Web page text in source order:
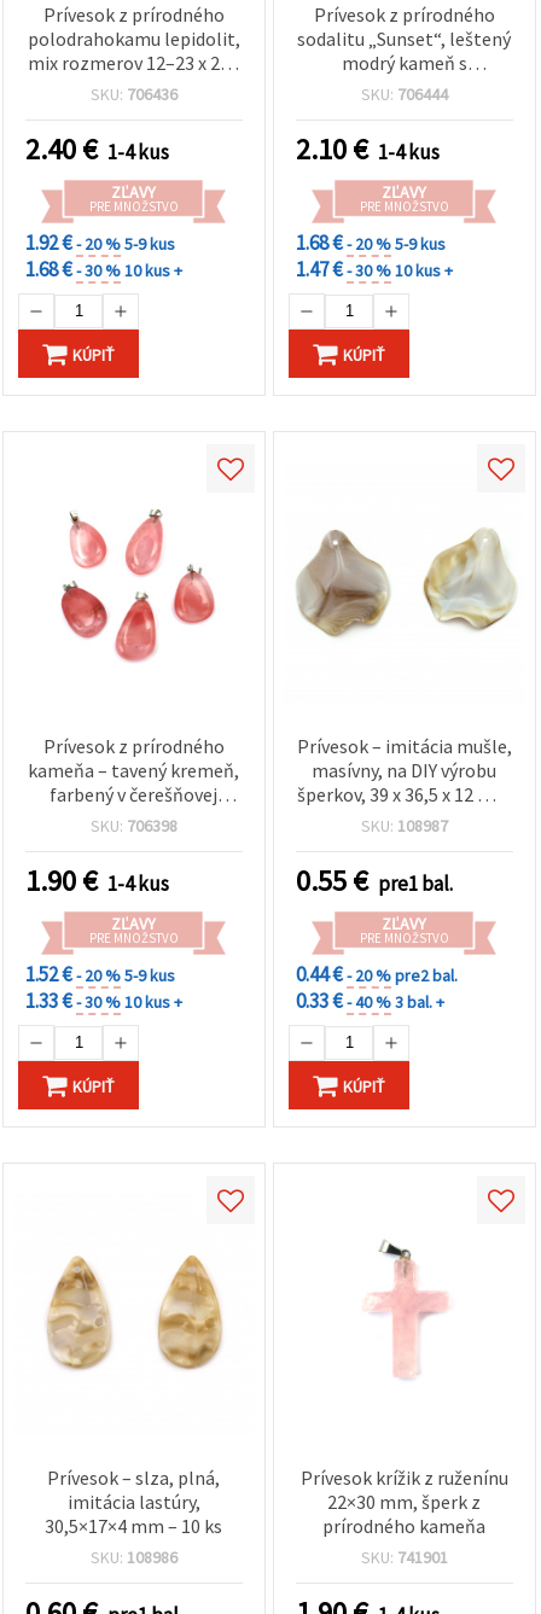
Prívesok z prírodného
polodrahokamu lepidolit,
mix rozmerov 12–23 x 22–
28 mm
SKU: 706436
2.40€ 1-4 kus
ZĽAVY
PRE MNOŽSTVO
1.92 €- 20 %5-9 kus
1.68 €- 30 %10 kus +
KÚPIŤ
Prívesok z prírodného
sodalitu „Sunset“, leštený
modrý kameň s
bielo‑oranžovým
mm, mix tvarov
ovál/kvapka, očko v
striebornej farbe,
prívesok na náhrdelník
pre DIY výrobu šperkov
SKU: 706444
2.10€ 1-4 kus
ZĽAVY
PRE MNOŽSTVO
1.68 €- 20 %5-9 kus
1.47 €- 30 %10 kus +
KÚPIŤ
Prívesok z prírodného
kameňa – tavený kremeň,
farbený v čerešňovej
farbe, 14–20 x 22–27 mm
SKU: 706398
1.90€ 1-4 kus
ZĽAVY
PRE MNOŽSTVO
1.52 €- 20 %5-9 kus
1.33 €- 30 %10 kus +
KÚPIŤ
Prívesok – imitácia mušle,
masívny, na DIY výrobu
šperkov, 39 x 36,5 x 12 mm
– 5 ks
SKU: 108987
0.55€ pre1 bal.
ZĽAVY
PRE MNOŽSTVO
0.44 €- 20 %pre2 bal.
0.33 €- 40 %3 bal. +
KÚPIŤ
Prívesok – slza, plná,
imitácia lastúry,
30,5×17×4 mm – 10 ks
SKU: 108986
Prívesok krížik z ruženínu
22×30 mm, šperk z
prírodného kameňa
SKU: 741901